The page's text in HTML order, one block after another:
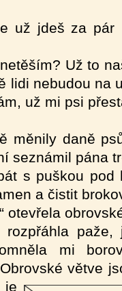
už jdeš za pár
Už to
lidi nebudou na
už mi psi
měnily daně
seznámil pána
s puškou
a čistit
otevřela
rozpřáhla
mi
větve